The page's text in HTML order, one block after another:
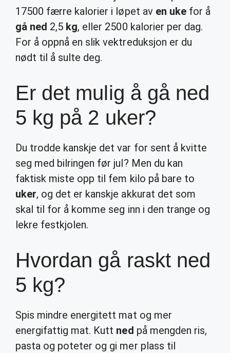
17500 færre kalorier i løpet av en ukefor å
gå ned 2,5 kg, eller 2500 kalorier per dag.
For å oppnå en slik vektreduksjon er du
nødt til å sulte deg.
Er det mulig å gå ned
5 kg på 2 uker?
Du trodde kanskje det var for sent å kvitte
seg med bilringen før jul? Men du kan
faktisk miste opp til fem kilo på bare to
uker, og det er kanskje akkurat det som
skal til for å komme seg inn i den trange og
lekre festkjolen.
Hvordan gå raskt ned
5 kg?
Spis mindre energitett mat og mer
energifattig mat. Kutt ned på mengden ris,
pasta og poteter og gi mer plass til